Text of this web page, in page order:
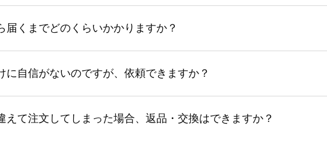
届くまでどのくらいかかりますか？
に自信がないのですが、依頼できますか？
えて注文してしまった場合、返品・交換はできますか？